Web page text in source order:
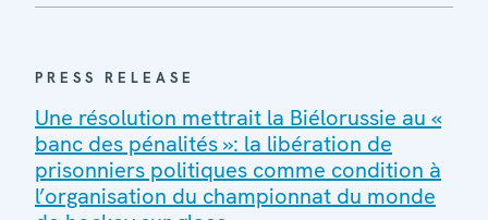
PRESS RELEASE
Une résolution mettrait la Biélorussie au «
banc des pénalités »: la libération de
prisonniers politiques comme condition à
l’organisation du championnat du monde